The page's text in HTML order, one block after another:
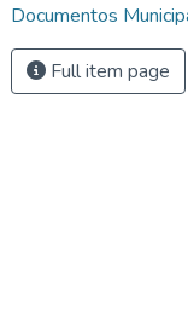
Documentos
Full item page